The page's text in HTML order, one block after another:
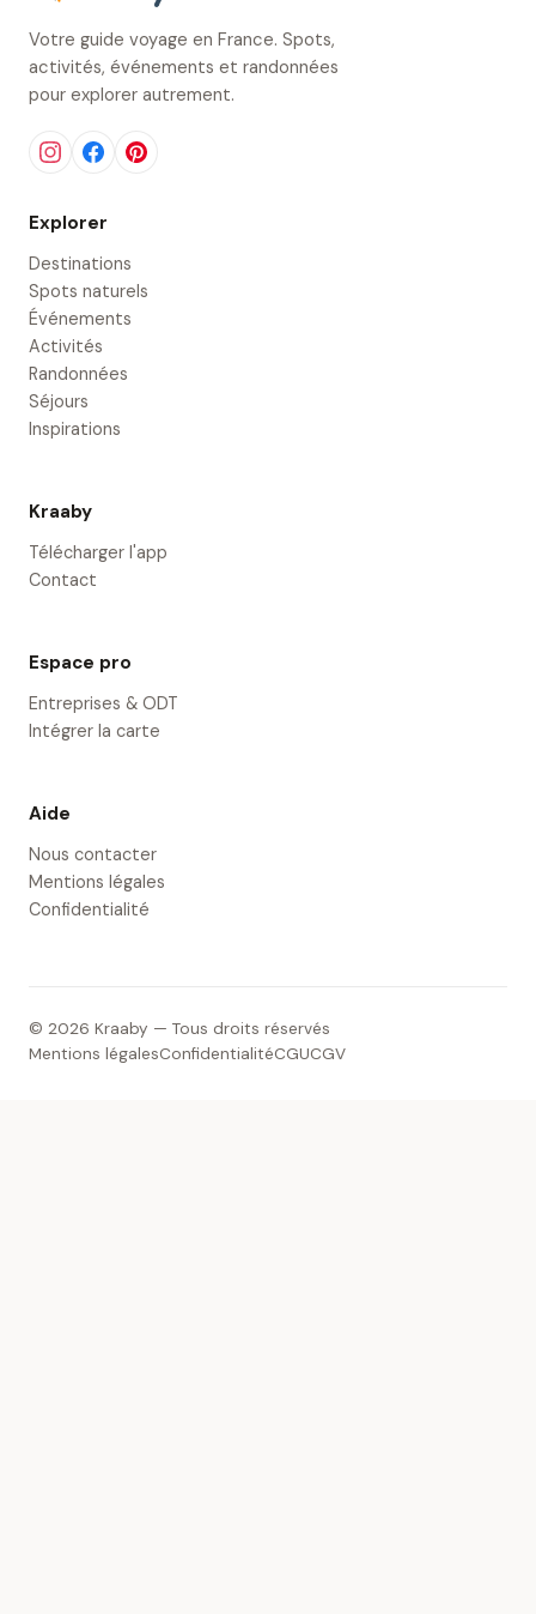
Votre guide voyage en France. Spots,
activités, événements et randonnées
pour explorer autrement.
Explorer
Destinations
Spots naturels
Événements
Activités
Randonnées
Séjours
Inspirations
Kraaby
Télécharger l'app
Contact
Espace pro
Entreprises & ODT
Intégrer la carte
Aide
Nous contacter
Mentions légales
Confidentialité
© 2026 Kraaby — Tous droits réservés
Mentions légalesConfidentialitéCGUCGV